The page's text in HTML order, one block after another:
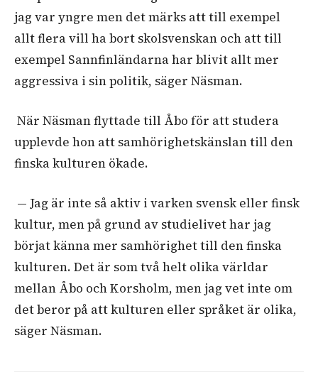
jag var yngre men det märks att till exempel
allt flera vill ha bort skolsvenskan och att till
exempel Sannfinländarna har blivit allt mer
aggressiva i sin politik, säger Näsman.
När Näsman flyttade till Åbo för att studera
upplevde hon att samhörighetskänslan till den
finska kulturen ökade.
— Jag är inte så aktiv i varken svensk eller finsk
kultur, men på grund av studielivet har jag
börjat känna mer samhörighet till den finska
kulturen. Det är som två helt olika världar
mellan Åbo och Korsholm, men jag vet inte om
det beror på att kulturen eller språket är olika,
säger Näsman.